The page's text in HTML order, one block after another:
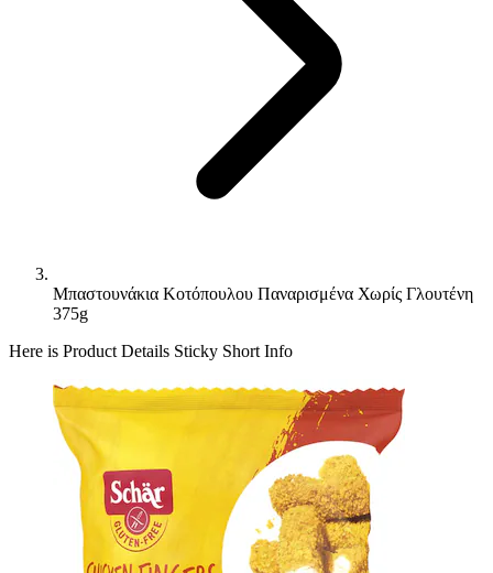
Μπαστουνάκια Κοτόπουλου Παναρισμένα Χωρίς Γλουτένη
375g
Here is Product Details Sticky Short Info